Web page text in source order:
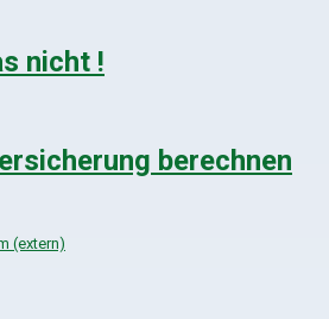
nicht !
berechnen
(extern)